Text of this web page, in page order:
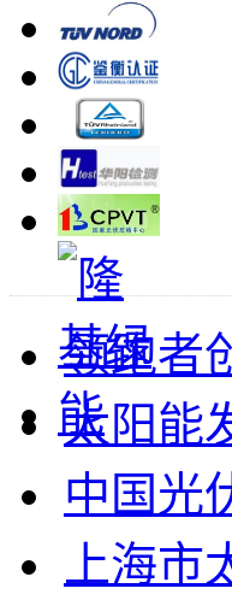
领跑者
太阳能
中国光
上海市